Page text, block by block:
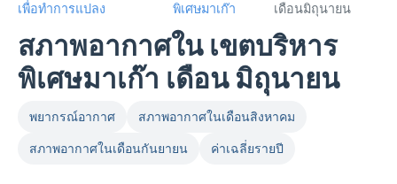
เพื่อทำการแปลง
พิเศษมาเก๊า
เดือนมิถุนายน
สภาพอากาศใน เขตบริหาร
พิเศษมาเก๊า เดือน มิถุนายน
พยากรณ์อากาศ สภาพอากาศในเดือนสิงหาคม
สภาพอากาศในเดือนกันยายน ค่าเฉลี่ยรายปี